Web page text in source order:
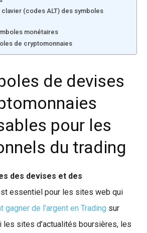
(codes ALT) des symboles
monétaires
de cryptomonnaies
de devises
pour les
du trading
des devises et des
essentiel pour les sites web qui
gagner de l’argent en Trading sur
les sites d’actualités boursières, les